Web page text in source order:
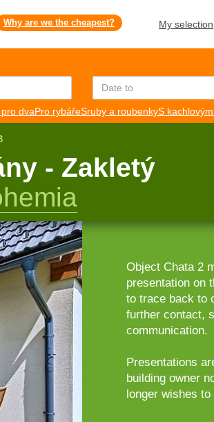
Why are we the cheapest? My selection
dvaPro rybářeSruby a roubenkyS
- Zakletý
Object Chata 2
presentation on
to trace back to
further contact,
communication.
Presentations
building owner
longer wishes